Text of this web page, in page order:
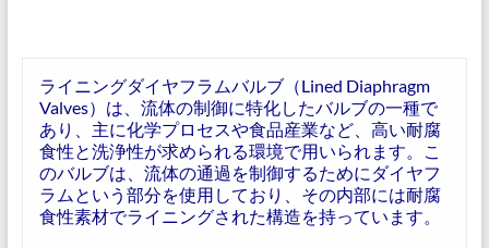
ライニングダイヤフラムバルブ（Lined Diaphragm
Valves）は、流体の制御に特化したバルブの一種で
あり、主に化学プロセスや食品産業など、高い耐腐
食性と洗浄性が求められる環境で用いられます。こ
のバルブは、流体の通過を制御するためにダイヤフ
ラムという部分を使用しており、その内部には耐腐
食性素材でライニングされた構造を持っています。